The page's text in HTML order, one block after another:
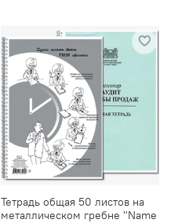
Тетрадь общая 50 листов на
металлическом гребне "Name